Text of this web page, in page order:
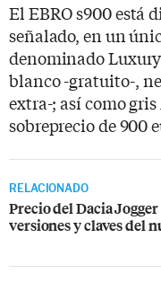
El EBRO s900 está
señalado, en un
denominado
blanco -gratuito-,
extra-; así como
sobreprecio de 900
RELACIONADO
Precio del Dacia
versiones y claves del